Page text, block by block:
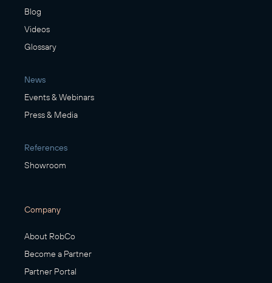
Blog
Videos
Glossary
News
Events & Webinars
Press & Media
References
Showroom
Company
About RobCo
Become a Partner
Partner Portal